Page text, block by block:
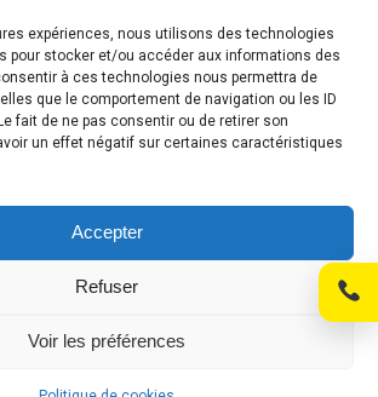
expériences, nous utilisons des technologies
pour stocker et/ou accéder aux informations des
à ces technologies nous permettra de
que le comportement de navigation ou les ID
fait de ne pas consentir ou de retirer son
un effet négatif sur certaines caractéristiques
Accepter
Refuser
Voir les préférences
Téléphone